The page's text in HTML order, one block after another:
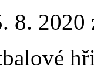
8. 2020